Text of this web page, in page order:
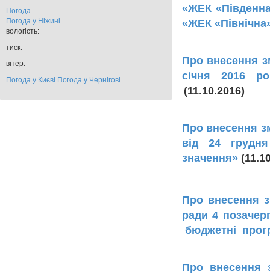
Погода
Погода у Ніжині
вологість:
тиск:
вітер:
Погода у Києві Погода у Чернігові
«ЖЕК
«ЖЕК
Про внесення
січня 2016
(11.10.2016)
Про внесення
від 24
значення»
Про внесення
ради 4
бюджетні
Про внесення